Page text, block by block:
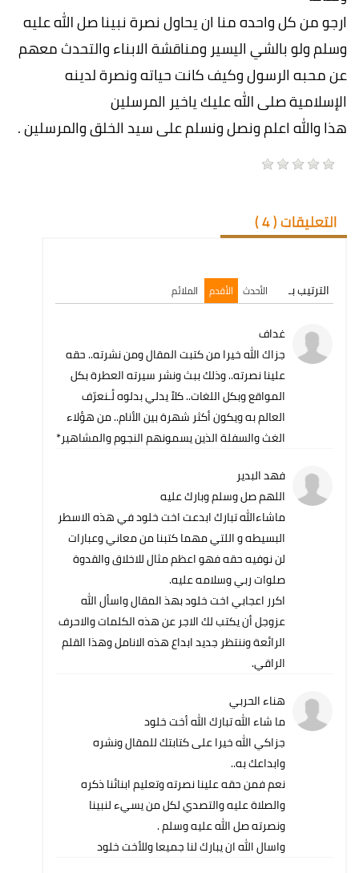
ارجو من كل واحده منا ان يحاول نصرة نبينا صل الله عليه
وسلم ولو بالشي اليسير ومناقشة الابناء والتحدث معهم
عن محبه الرسول وكيف كانت حياته ونصرة لدينه
الإسلامية صلى الله عليك ياخير المرسلين
هذا والله اعلم ونصل ونسلم على سيد الخلق والمرسلين .
التعليقات (4
)
الترتيب بـ الأحدث الأقدم الملائم
غداف
جزاك الله خيرا من كتبت المقال ومن نشرته.. حقه
علينا نصرته.. وذلك ببث ونشر سيرته العطرة بكل
المواقع وبكل اللغات.. كلاً يدلي بدلوه لُـنعرّف
العالم به ويكون أكثر شهرة بين الأنام.. من هؤلاء
الغث والسفلة الذين يسمونهم النجوم والمشاهير*
فهد البدير
اللهم صل وسلم وبارك عليه
ماشاءالله تبارك ابدعت اخت خلود في هذه الاسطر
البسيطه و اللتي مهما كتبنا من معاني وعبارات
لن نوفيه حقه فهو اعظم مثال للاخلاق والقدوة
صلوات ربي وسلامه عليه.
اكرر اعجابي اخت خلود بهذ المقال واسأل الله
عزوجل أن يكتب لك الاجر عن هذه الكلمات والاحرف
الرائعة وننتظر جديد ابداع هذه الانامل وهذا القلم
الراقي.
هناء الحربي
ما شاء الله تبارك الله أخت خلود
جزاكي الله خيرا على كتابتك للمقال ونشره
وابداعك به..
نعم فمن حقه علينا نصرته وتعليم ابنائنا ذكره
والصلاة عليه والتصدي لكل من يسيء لنبينا
ونصرته صل الله عليه وسلم .
واسال الله ان يبارك لنا جميعا وللأخت خلود